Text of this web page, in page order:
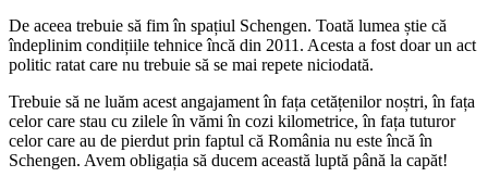
De aceea trebuie să fim în spațiul Schengen. Toată lumea știe că
îndeplinim condițiile tehnice încă din 2011. Acesta a fost doar un act
politic ratat care nu trebuie să se mai repete niciodată.
Trebuie să ne luăm acest angajament în fața cetățenilor noștri, în fața
celor care stau cu zilele în vămi în cozi kilometrice, în fața tuturor
celor care au de pierdut prin faptul că România nu este încă în
Schengen. Avem obligația să ducem această luptă până la capăt!